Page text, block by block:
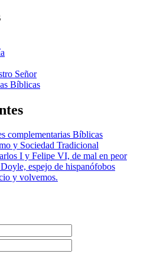
Señor
Bíblicas
complementarias Bíblicas
y Sociedad Tradicional
I y Felipe VI, de mal en peor
espejo de hispanófobos
y volvemos.